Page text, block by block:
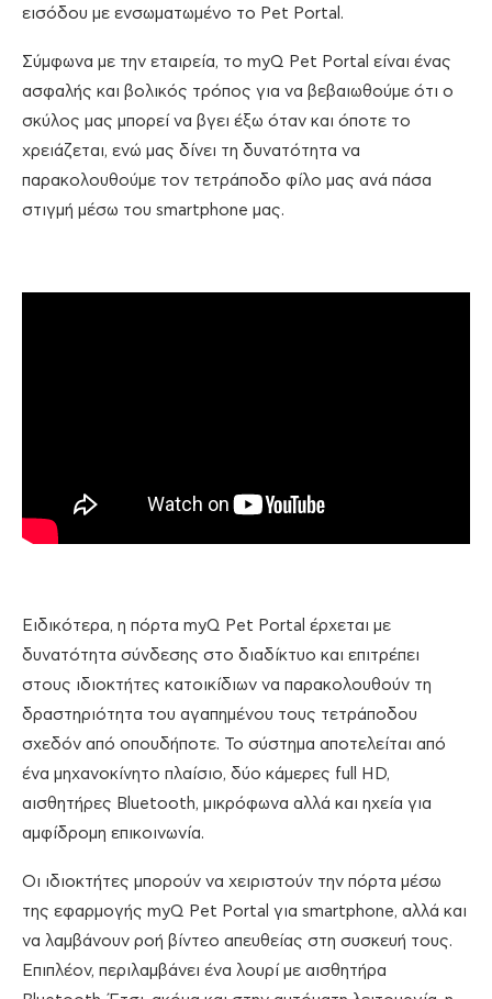
εισόδου με ενσωματωμένο το Pet Portal.
Σύμφωνα με την εταιρεία, το myQ Pet Portal είναι ένας
ασφαλής και βολικός τρόπος για να βεβαιωθούμε ότι ο
σκύλος μας μπορεί να βγει έξω όταν και όποτε το
χρειάζεται, ενώ μας δίνει τη δυνατότητα να
παρακολουθούμε τον τετράποδο φίλο μας ανά πάσα
στιγμή μέσω του smartphone μας.
Ειδικότερα, η πόρτα myQ Pet Portal έρχεται με
δυνατότητα σύνδεσης στο διαδίκτυο και επιτρέπει
στους ιδιοκτήτες κατοικίδιων να παρακολουθούν τη
δραστηριότητα του αγαπημένου τους τετράποδου
σχεδόν από οπουδήποτε. Το σύστημα αποτελείται από
ένα μηχανοκίνητο πλαίσιο, δύο κάμερες full HD,
αισθητήρες Bluetooth, μικρόφωνα αλλά και ηχεία για
αμφίδρομη επικοινωνία.
Οι ιδιοκτήτες μπορούν να χειριστούν την πόρτα μέσω
της εφαρμογής myQ Pet Portal για smartphone, αλλά και
να λαμβάνουν ροή βίντεο απευθείας στη συσκευή τους.
Επιπλέον, περιλαμβάνει ένα λουρί με αισθητήρα